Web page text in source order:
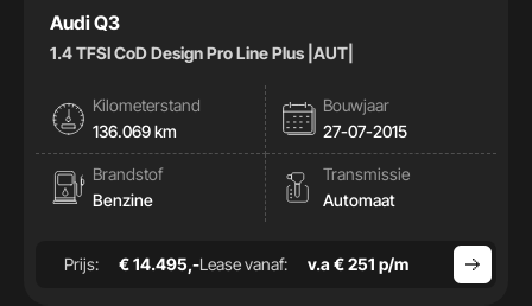
Audi Q3
1.4 TFSI CoD Design Pro Line Plus |AUT|
Kilometerstand
136.069 km
Bouwjaar
27-07-2015
Brandstof
Benzine
Transmissie
Automaat
Prijs: € 14.495,-Lease vanaf: v.a € 251 p/m